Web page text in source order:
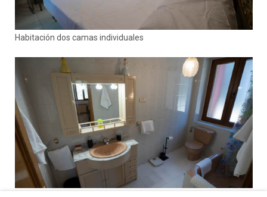
Habitación dos camas individuales